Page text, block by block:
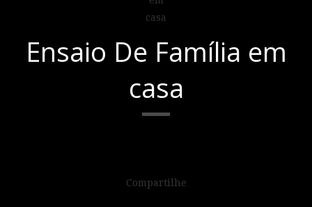
Ensaio De Família em
casa
Compartilhe